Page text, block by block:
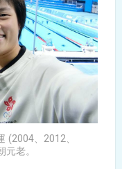
(2004、2012、
老。